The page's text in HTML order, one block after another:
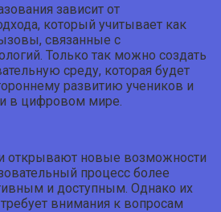
зависит от
который учитывает как
связанные с
Только так можно создать
среду, которая будет
развитию учеников и
в цифровом мире.
открывают новые возможности
процесс более
и доступным. Однако их
внимания к вопросам